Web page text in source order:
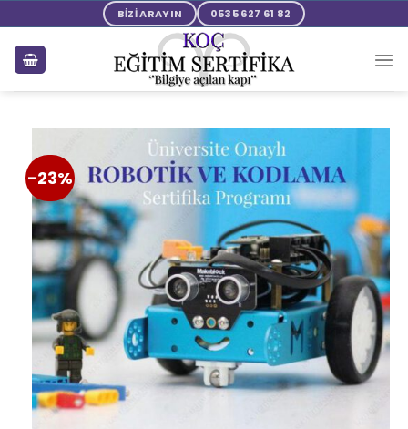
BİZİ ARAYIN 0535 627 61 82
-23%